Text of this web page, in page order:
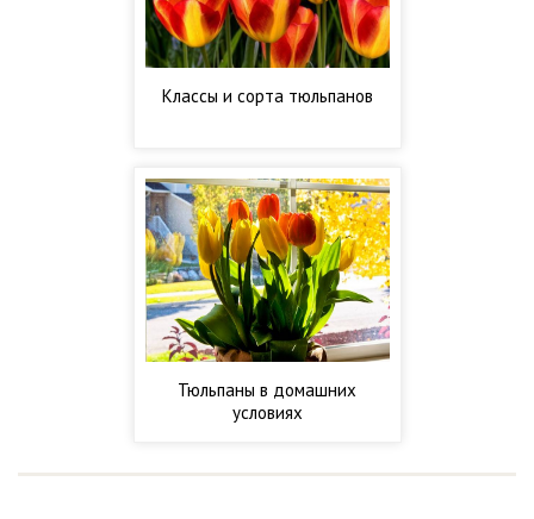
Классы и сорта тюльпанов
Тюльпаны в домашних
условиях